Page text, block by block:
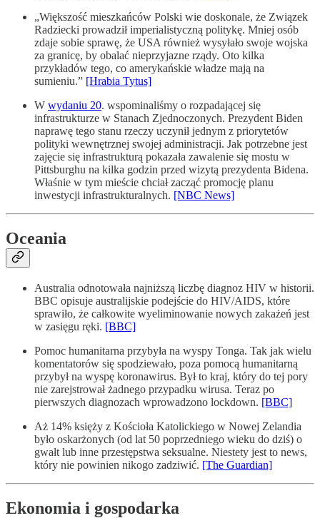
„Większość mieszkańców Polski wie doskonale, że Związek
Radziecki prowadził imperialistyczną politykę. Mniej osób
zdaje sobie sprawę, że USA również wysyłało swoje wojska
za granicę, by obalać nieprzyjazne rządy. Oto kilka
przykładów tego, co amerykańskie władze mają na
sumieniu.” [Hrabia Tytus]
W wydaniu 20. wspominaliśmy o rozpadającej się
infrastrukturze w Stanach Zjednoczonych. Prezydent Biden
naprawę tego stanu rzeczy uczynił jednym z priorytetów
polityki wewnętrznej swojej administracji. Jak potrzebne jest
zajęcie się infrastrukturą pokazała zawalenie się mostu w
Pittsburghu na kilka godzin przed wizytą prezydenta Bidena.
Właśnie w tym mieście chciał zacząć promocję planu
inwestycji infrastrukturalnych. [NBC News]
Oceania
Australia odnotowała najniższą liczbę diagnoz HIV w historii.
BBC opisuje australijskie podejście do HIV/AIDS, które
sprawiło, że całkowite wyeliminowanie nowych zakażeń jest
w zasięgu ręki. [BBC]
Pomoc humanitarna przybyła na wyspy Tonga. Tak jak wielu
komentatorów się spodziewało, poza pomocą humanitarną
przybył na wyspę koronawirus. Był to kraj, który do tej pory
nie zarejstrował żadnego przypadku wirusa. Teraz po
pierwszych diagnozach wprowadzono lockdown. [BBC]
Aż 14% księży z Kościoła Katolickiego w Nowej Zelandia
było oskarżonych (od lat 50 poprzedniego wieku do dziś) o
gwałt lub inne przestępstwa seksualne. Niestety jest to news,
który nie powinien nikogo zadziwić. [The Guardian]
Ekonomia i gospodarka